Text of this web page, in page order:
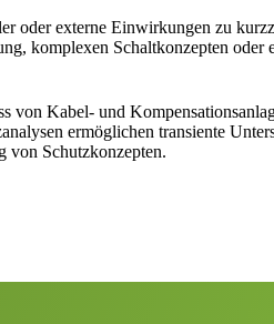
oder externe Einwirkungen zu
komplexen Schaltkonzepten
von Kabel- und
ermöglichen transiente
von Schutzkonzepten.